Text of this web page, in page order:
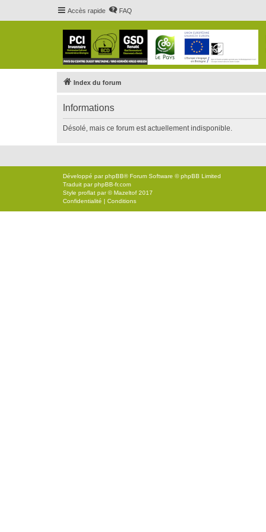
Accès rapide FAQ
Index du forum
Informations
Désolé, mais ce forum est actuellement indisponible.
Développé parphpBB® Forum Software © phpBB Limited
Traduit parphpBB-fr.com
Style proflat par ©Mazeltof 2017
Confidentialité | Conditions